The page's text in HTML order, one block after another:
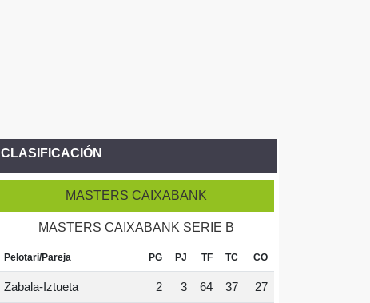
CLASIFICACIÓN
MASTERS CAIXABANK
MASTERS CAIXABANK SERIE B
Pelotari/Pareja PG PJ TF TC CO
Zabala-Iztueta 2 3 64 37 27